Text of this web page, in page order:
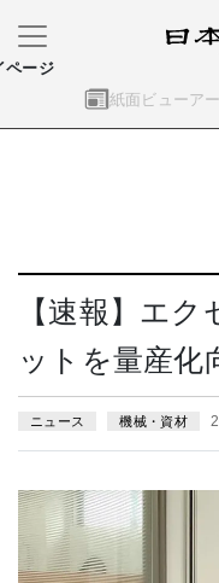
紙面ビューアー
ページ
【速報】エ
ットを量産化
ニュース 機械・資材